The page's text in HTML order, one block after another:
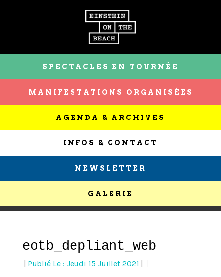
SPECTACLES EN TOURNÉE
MANIFESTATIONS ORGANISÉES
AGENDA & ARCHIVES
INFOS & CONTACT
NEWSLETTER
GALERIE
eotb_depliant_web
Publié Le : Jeudi 15 Juillet 2021